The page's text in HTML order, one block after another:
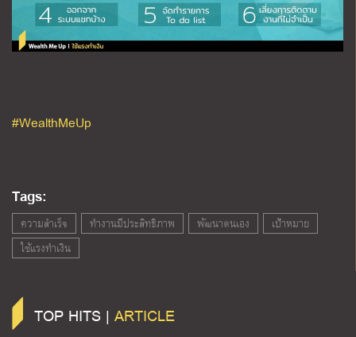
#WealthMeUp
Tags:
ความสำเร็จ ทำงานมีประสิทธิภาพ พัฒนาตนเอง
เป้าหมาย
ใช้แรงทำเงิน
TOP HITS | ARTICLE